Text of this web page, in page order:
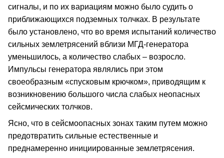
сигналы, и по их вариациям можно было судить о
приближающихся подземных толчках. В результате
было установлено, что во время испытаний количество
сильных землетрясений вблизи МГД-генератора
уменьшилось, а количество слабых – возросло.
Импульсы генератора являлись при этом
своеобразным «спусковым крючком», приводящим к
возникновению большого числа слабых неопасных
сейсмических толчков.
Ясно, что в сейсмоопасных зонах таким путем можно
предотвратить сильные естественные и
преднамеренно инициированные землетрясения.